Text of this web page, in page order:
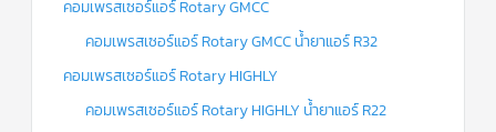
คอมเพรสเซอร์แอร์ Rotary GMCC
คอมเพรสเซอร์แอร์ Rotary GMCC น้ำยาแอร์ R32
คอมเพรสเซอร์แอร์ Rotary HIGHLY
คอมเพรสเซอร์แอร์ Rotary HIGHLY น้ำยาแอร์ R22